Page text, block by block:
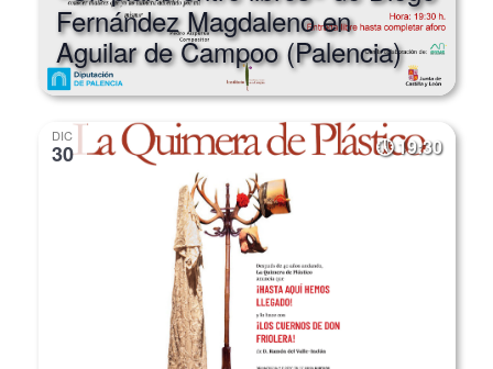
«Un piano entre libros» de Diego
Fernández Magdaleno en
Aguilar de Campoo (Palencia)
DIC